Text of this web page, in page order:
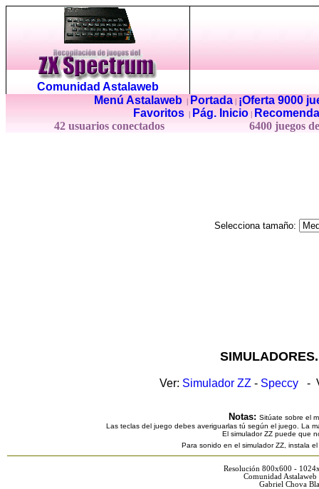
Comunidad Astalaweb
Menú Astalaweb| Portada|
¡Oferta 9000
Favoritos
Pág. Inicio
42 usuarios conectados
6400 juegos
Selecciona tamaño:
Ver: Simulador ZZ - Speccy -
Notas: Sitúate sobre el
Las teclas del juego debes averiguarlas tú según el juego. La
El simulador ZZ puede que
Para sonido en el simulador ZZ, instala
Resolución 800x600 -
Comunidad
Gabriel Chova